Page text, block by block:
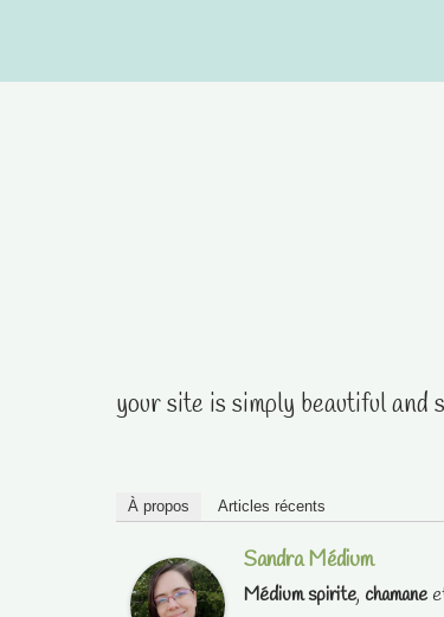
your site is simply beautiful and
À propos Articles récents
Sandra Médium
Médium spirite, chamane